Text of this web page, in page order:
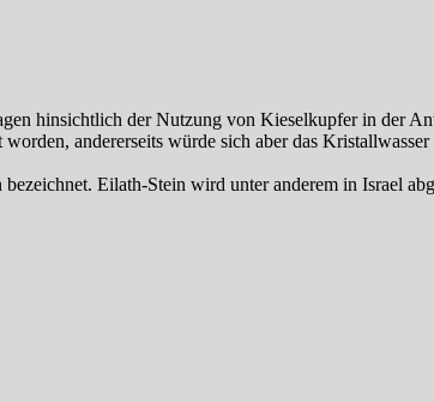
hinsichtlich der Nutzung von Kieselkupfer in der
andererseits würde sich aber das
Eilath-Stein wird unter anderem in Israel